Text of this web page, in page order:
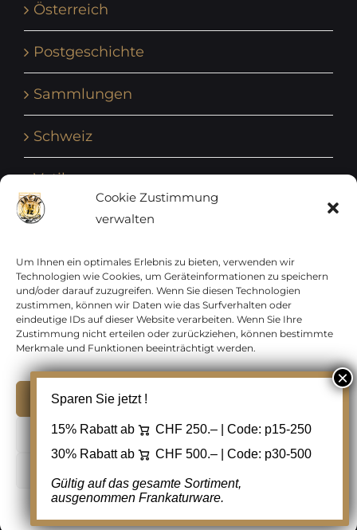
Cookie Zustimmung
verwalten
Um Ihnen ein optimales Erlebnis zu bieten, verwenden wir
Technologien wie Cookies, um Geräteinformationen zu speichern
und/oder darauf zuzugreifen. Wenn Sie diesen Technologien
zustimmen, können wir Daten wie das Surfverhalten oder
eindeutige IDs auf dieser Website verarbeiten. Wenn Sie Ihre
Zustimmung nicht erteilen oder zurückziehen, können bestimmte
Merkmale und Funktionen beeinträchtigt werden.
Ablehnen
Österreich
Postgeschichte
Sammlungen
Schweiz
Vatikan
Vereinte Nationen
Vorphilatelie
Zensurbelege Österreich
Zensurbelege Schweiz
Copyright 2012 - 2024 URAY GmbH | All Rights
Reserved |
PCI Data Security Standards |
Facebook
Sparen Sie jetzt !
15% Rabatt ab CHF 250.– | Code: p15-250
30% Rabatt ab
CHF 500.– | Code: p30-500
Gültig auf das gesamte Sortiment,
ausgenommen Frankaturware.